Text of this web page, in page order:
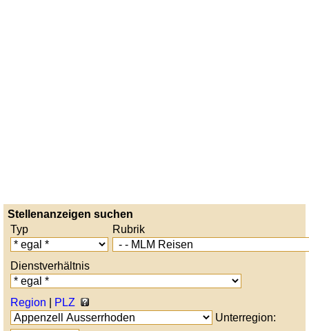
Stellenanzeigen suchen
Typ
Rubrik
Dienstverhältnis
Region
PLZ
Unterregion: